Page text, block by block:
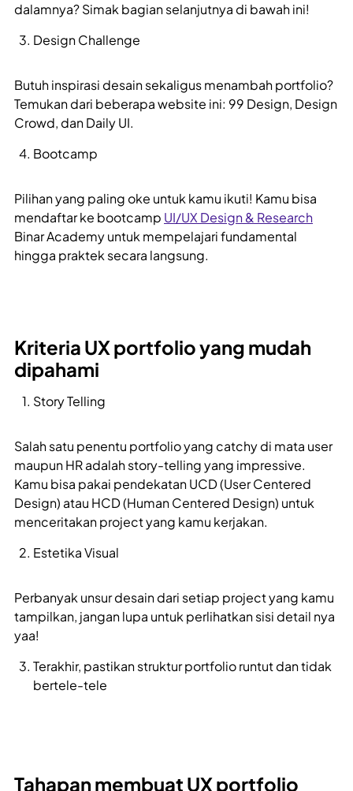
dalamnya? Simak bagian selanjutnya di bawah ini!
Design Challenge
Butuh inspirasi desain sekaligus menambah portfolio?
Temukan dari beberapa website ini: 99 Design, Design
Crowd, dan Daily UI.
Bootcamp
Pilihan yang paling oke untuk kamu ikuti! Kamu bisa
mendaftar ke bootcamp UI/UX Design & Research
Binar Academy untuk mempelajari fundamental
hingga praktek secara langsung.
Kriteria UX portfolio yang mudah
dipahami
Story Telling
Salah satu penentu portfolio yang catchy di mata user
maupun HR adalah story-telling yang impressive.
Kamu bisa pakai pendekatan UCD (User Centered
Design) atau HCD (Human Centered Design) untuk
menceritakan project yang kamu kerjakan.
Estetika Visual
Perbanyak unsur desain dari setiap project yang kamu
tampilkan, jangan lupa untuk perlihatkan sisi detail nya
yaa!
Terakhir, pastikan struktur portfolio runtut dan tidak
bertele-tele
Tahapan membuat UX portfolio